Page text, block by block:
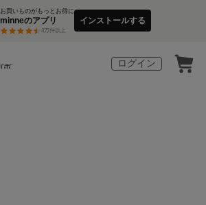
お買いものがもっとお得に
minneのアプリ
3万件以上
インストールする
ログイン